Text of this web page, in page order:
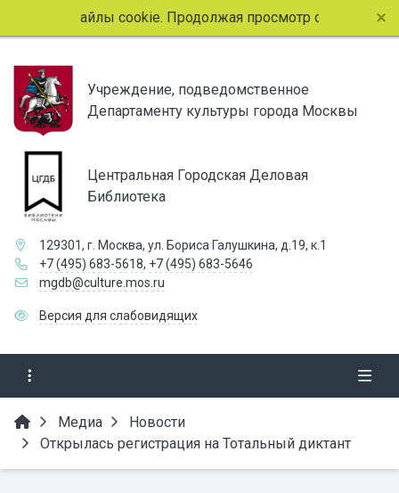
файлы cookie. Продолжая просмотр страниц
Учреждение, подведомственное
Департаменту культуры города Москвы
Центральная Городская Деловая
Библиотека
129301, г. Москва, ул. Бориса Галушкина, д.19, к.1
+7 (495) 683-5618, +7 (495) 683-5646
mgdb@culture.mos.ru
Версия для слабовидящих
Медиа
Новости
Открылась регистрация на Тотальный диктант